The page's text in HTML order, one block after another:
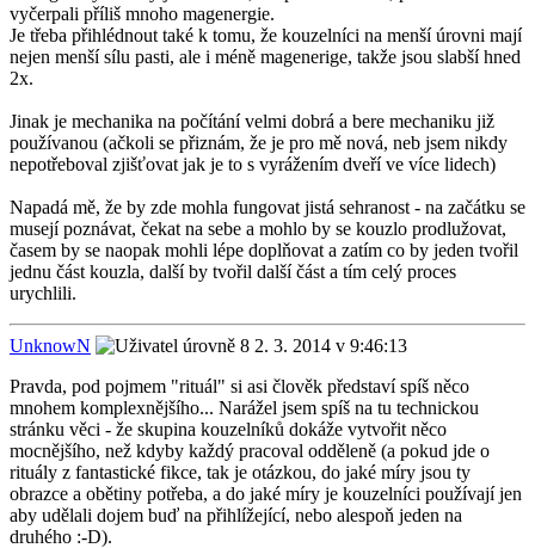
vyčerpali příliš mnoho magenergie.
Je třeba přihlédnout také k tomu, že kouzelníci na menší úrovni mají
nejen menší sílu pasti, ale i méně magenerige, takže jsou slabší hned
2x.
Jinak je mechanika na počítání velmi dobrá a bere mechaniku již
používanou (ačkoli se přiznám, že je pro mě nová, neb jsem nikdy
nepotřeboval zjišťovat jak je to s vyrážením dveří ve více lidech)
Napadá mě, že by zde mohla fungovat jistá sehranost - na začátku se
musejí poznávat, čekat na sebe a mohlo by se kouzlo prodlužovat,
časem by se naopak mohli lépe doplňovat a zatím co by jeden tvořil
jednu část kouzla, další by tvořil další část a tím celý proces
urychlili.
UnknowN
2. 3. 2014 v 9:46:13
Pravda, pod pojmem "rituál" si asi člověk představí spíš něco
mnohem komplexnějšího... Narážel jsem spíš na tu technickou
stránku věci - že skupina kouzelníků dokáže vytvořit něco
mocnějšího, než kdyby každý pracoval odděleně (a pokud jde o
rituály z fantastické fikce, tak je otázkou, do jaké míry jsou ty
obrazce a obětiny potřeba, a do jaké míry je kouzelníci používají jen
aby udělali dojem buď na přihlížející, nebo alespoň jeden na
druhého :-D).